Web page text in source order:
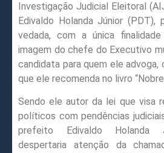
Investigação Judicial Eleitoral
Edivaldo Holanda Júnior (PDT),
vedada, com a única
imagem do chefe do Executivo
candidata para quem ele
que ele recomenda no livro
Sendo ele autor da lei que visa
políticos com pendências
prefeito Edivaldo Holanda
despertaria atenção da